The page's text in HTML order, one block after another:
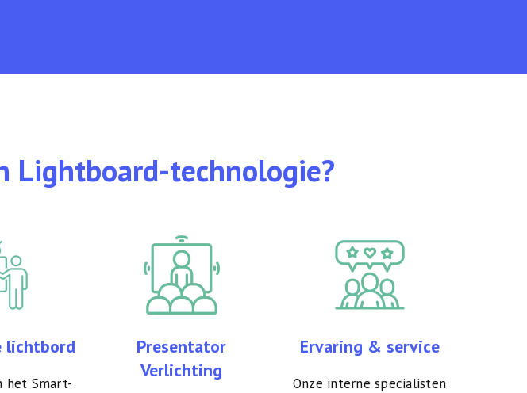
Lightboard-technologie?
lichtbord
het Smart-
Presentator
Verlichting
Ervaring & service
Onze interne specialisten